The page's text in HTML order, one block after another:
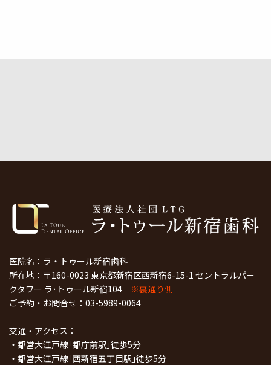
医院名：ラ・トゥール新宿歯科
所在地：〒160-0023 東京都新宿区西新宿6-15-1 セントラルパー
クタワー ラ･トゥール新宿104 ※裏通り側
ご予約・お問合せ： 03-5989-0064
交通・アクセス：
・都営大江戸線｢都庁前駅｣徒歩5分
・都営大江戸線｢西新宿五丁目駅｣徒歩5分